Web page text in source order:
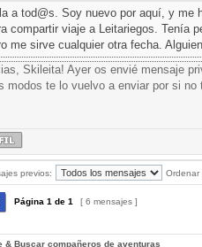
a tod@s. Soy nuevo por aquí, y me
compartir viaje a Leitariegos. Tenía
me sirve cualquier otra fecha.
Skileita! Ayer os envié mensaje
modos te lo vuelvo a enviar por si
previos: Ordenar
Página 1 de 1 [ 6 mensajes ]
& Buscar compañeros de aventuras